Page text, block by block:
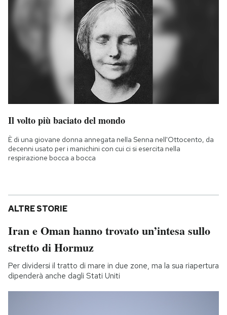
Il volto più baciato del mondo
È di una giovane donna annegata nella Senna nell'Ottocento, da
decenni usato per i manichini con cui ci si esercita nella
respirazione bocca a bocca
ALTRE STORIE
Iran e Oman hanno trovato un’intesa sullo
stretto di Hormuz
Per dividersi il tratto di mare in due zone, ma la sua riapertura
dipenderà anche dagli Stati Uniti